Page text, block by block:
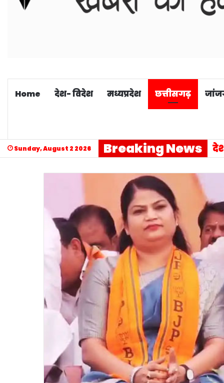
Home देश- विदेश मध्यप्रदेश छत्तीसगढ़
Sunday, August 2 2026 Breaking News